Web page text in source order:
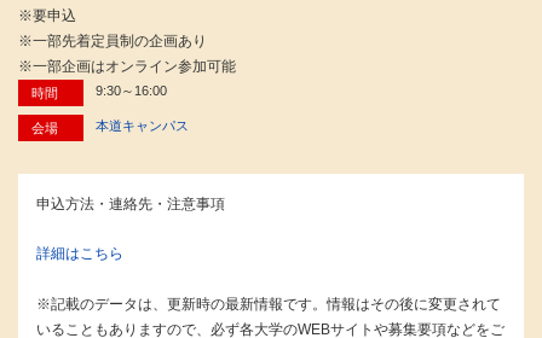
※要申込
※一部先着定員制の企画あり
※一部企画はオンライン参加可能
時間 9:30～16:00
会場 本道キャンパス
申込方法・連絡先・注意事項
詳細はこちら
※記載のデータは、更新時の最新情報です。情報はその後に変更されて
いることもありますので、必ず各大学のWEBサイトや募集要項などをご